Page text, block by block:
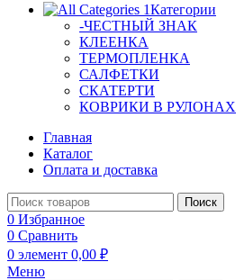
Категории
-ЧЕСТНЫЙ ЗНАК
КЛЕЕНКА
ТЕРМОПЛЕНКА
САЛФЕТКИ
СКАТЕРТИ
КОВРИКИ В РУЛОНАХ
Главная
Каталог
Оплата и доставка
Поиск
0 Избранное
0 Сравнить
0 элемент 0,00 ₽
Меню